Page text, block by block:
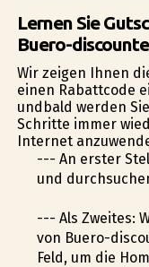
Lernen Sie
Buero-
Wir zeigen Ihnen
einen Rabattcode
undbald werden
Schritte immer
Internet
--- An erster
und
--- Als Zweites:
von Buero-
Feld, um die